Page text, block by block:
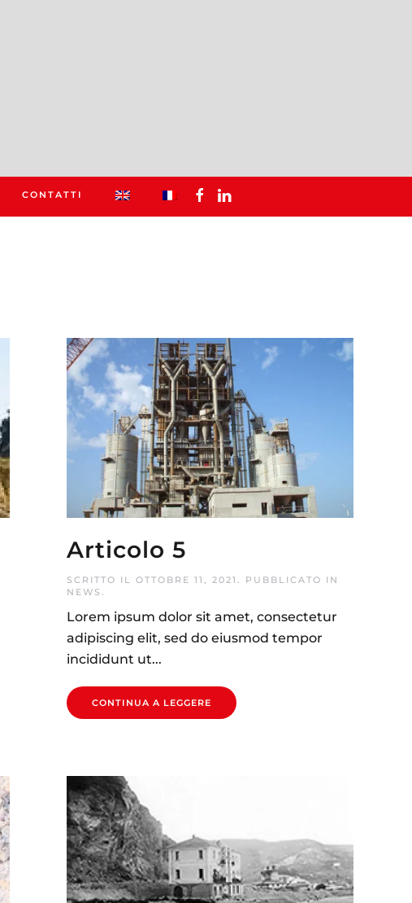
CONTATTI
Articolo 5
SCRITTO IL OTTOBRE 11, 2021 . PUBBLICATO IN
NEWS .
Lorem ipsum dolor sit amet, consectetur
adipiscing elit, sed do eiusmod tempor
incididunt ut...
CONTINUA A LEGGERE